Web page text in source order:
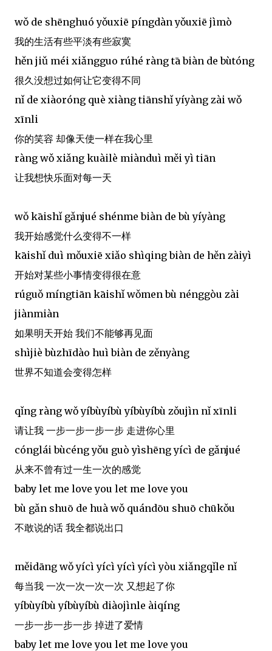
wǒ de shēnghuó yǒuxiē píngdàn yǒuxiē jìmò
我的生活有些平淡有些寂寞
hěn jiǔ méi xiǎngguo rúhé ràng tā biàn de bùtóng
很久没想过如何让它变得不同
nǐ de xiàoróng què xiàng tiānshǐ yíyàng zài wǒ
xīnli
你的笑容 却像天使一样在我心里
ràng wǒ xiǎng kuàilè miànduì měi yì tiān
让我想快乐面对每一天
wǒ kāishǐ gǎnjué shénme biàn de bù yíyàng
我开始感觉什么变得不一样
kāishǐ duì mǒuxiē xiǎo shìqing biàn de hěn zàiyì
开始对某些小事情变得很在意
rúguǒ míngtiān kāishǐ wǒmen bù nénggòu zài
jiànmiàn
如果明天开始 我们不能够再见面
shìjiè bùzhīdào huì biàn de zěnyàng
世界不知道会变得怎样
qǐng ràng wǒ yíbùyíbù yíbùyíbù zǒujìn nǐ xīnli
请让我 一步一步一步一步 走进你心里
cónglái bùcéng yǒu guò yìshēng yícì de gǎnjué
从来不曾有过一生一次的感觉
baby let me love you let me love you
bù gǎn shuō de huà wǒ quándōu shuō chūkǒu
不敢说的话 我全都说出口
měidāng wǒ yícì yícì yícì yícì yòu xiǎngqǐle nǐ
每当我 一次一次一次一次 又想起了你
yíbùyíbù yíbùyíbù diàojìnle àiqíng
一步一步一步一步 掉进了爱情
baby let me love you let me love you